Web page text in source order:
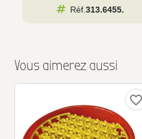
Réf. 313.6455.
Vous aimerez aussi
favorite_border